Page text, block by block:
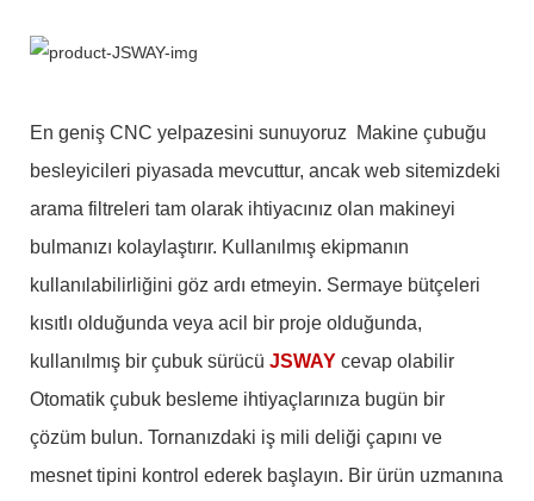
En geniş CNC yelpazesini sunuyoruz Makine çubuğu
besleyicileri piyasada mevcuttur, ancak web sitemizdeki
arama filtreleri tam olarak ihtiyacınız olan makineyi
bulmanızı kolaylaştırır. Kullanılmış ekipmanın
kullanılabilirliğini göz ardı etmeyin. Sermaye bütçeleri
kısıtlı olduğunda veya acil bir proje olduğunda,
kullanılmış bir çubuk sürücü JSWAY cevap olabilir
Otomatik çubuk besleme ihtiyaçlarınıza bugün bir
çözüm bulun. Tornanızdaki iş mili deliği çapını ve
mesnet tipini kontrol ederek başlayın. Bir ürün uzmanına